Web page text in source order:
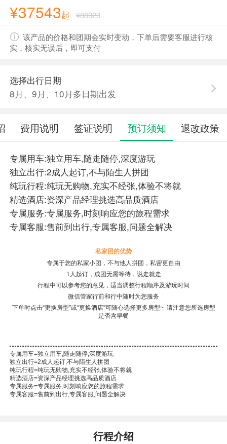
¥37543起 ¥88323
该产品的价格和团期会实时变动，下单后需要客服进行核
实，核实无误后，即可支付
选择出行日期
8月、9月、10月多日期出发
费用说明 签证说明 预订须知 退改政策
专属用车:独立用车,随走随停,深度游玩
独立出行:2成人起订,不与陌生人拼团
纯玩行程:纯玩无购物,充实不经张,体验不将就
精选酒店:资深产品经理挑选高品质酒店
专属服务:专属服务,时刻响应您的旅程需求
专属客服:售前到出行,专属客服,问题全解决
私家团的优势
专属于您的私家小团，不与他人拼团，私密更自由
1人起订，成团无需等待，说走就走
行程中可以参考您的意见，适当调整行程顺序及游玩时间
微信管家行前和行中随时为您服务
下单时点击“更换房型”或“更换酒店“可随心选择更多房型~ 请注意您所选房型
是否含早餐
专属用车=独立用车,随走随停,深度游玩
独立出行=2成人起订,不与陌生人拼团
纯玩行程=纯玩无购物,充实不经张,体验不将就
精选酒店=资深产品经理挑选高品质酒店
专属服务=专属服务,时刻响应您的旅程需求
专属客服=售前到出行,专属客服,问题全解决本线路由“南京康辉国际旅行社”提
行程介绍